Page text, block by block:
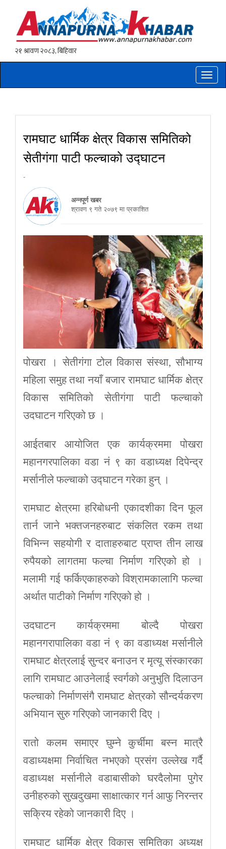
Toggle
रामघाट धार्मिक क्षेत्र विकास समितिको
सेतीगंगा पाटी फल्चाको उद्घाटन
-
अन्नपूर्ण खबर
श्रावण ९ गते २०७९ मा प्रकाशित
पोखरा । सेतीगंगा टोल विकास संस्था, सौभाग्य
महिला समुह तथा नयाँ बजार रामघाट धार्मिक क्षेत्र
विकास समितिको सेतीगंगा पाटी फल्चाको
उदघाटन गरिएको छ ।
आईतबार आयोजित एक कार्यक्रममा पोखरा
महानगरपालिका वडा नं ९ का वडाध्यक्ष दिपेन्द्र
मर्सानीले फल्चाको उद्घाटन गरेका हुन् ।
रामघाट क्षेत्रमा हरिबोधनी एकादशीका दिन फूल
तार्न जाने भक्तजनहरुबाट संकलित रकम तथा
विभिन्न सहयोगी र दाताहरुबाट प्राप्त तीन लाख
रुपैयको लागतमा फल्चा निर्माण गरिएको हो ।
मलामी गई फर्किएकाहरुको विश्रामकालागि फल्चा
अर्थात पाटीको निर्माण गरिएको हो ।
उदघाटन कार्यक्रममा बोल्दै पोखरा
महानगरापालिका वडा नं ९ का वडाध्यक्ष मर्सानीले
रामघाट क्षेत्रलाई सुन्दर बनाउन र मृत्यू संस्कारका
लागि रामघाट आउनेलाई स्वर्गको अनुभुति दिलाउन
फल्चाको निर्माणसंगै रामघाट क्षेत्रको सौन्दर्यकरण
अभियान सुरु गरिएको जानकारी दिए ।
रातो कलम समाएर घुम्ने कुर्चीमा बस्न मात्रै
वडाध्यक्षमा निर्वाचित नभएको प्रसंग उल्लेख गर्दै
वडाध्यक्ष मर्सानीले वडाबासीको घरदैलोमा पुगेर
उनीहरुको सुखदुखमा साक्षात्कार गर्न आफु निरन्तर
सक्रिय रहेको जानकारी दिए ।
रामघाट धार्मिक क्षेत्र विकास समितिका अध्यक्ष